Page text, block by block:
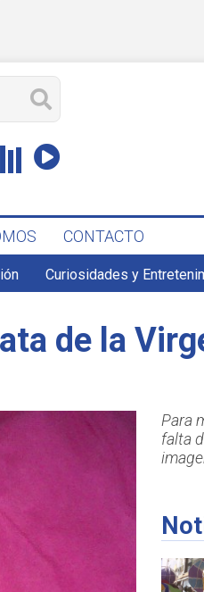
CONTACTO
Curiosidades y
de la
Para
falta